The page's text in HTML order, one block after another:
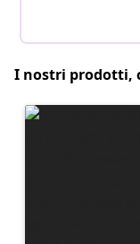
I nostri prodotti,